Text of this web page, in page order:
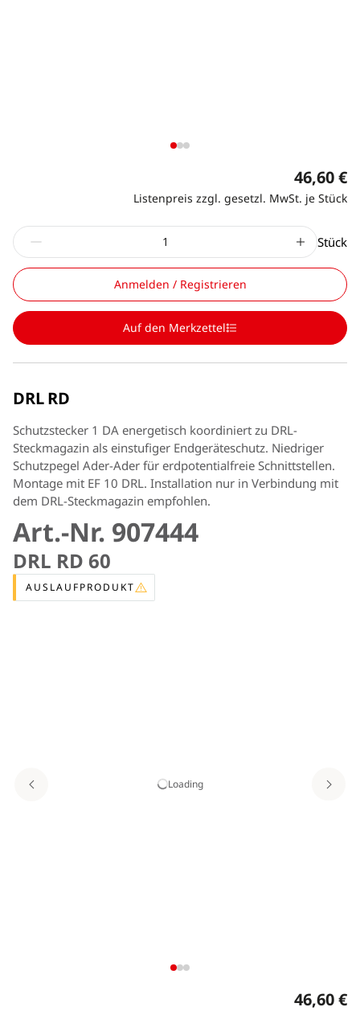
46,60 €
Listenpreis zzgl. gesetzl. MwSt. je Stück
Stück
Anmelden / Registrieren
Auf den Merkzettel
DRL RD
Schutzstecker 1 DA energetisch koordiniert zu DRL-
Steckmagazin als einstufiger Endgeräteschutz. Niedriger
Schutzpegel Ader-Ader für erdpotentialfreie Schnittstellen.
Montage mit EF 10 DRL. Installation nur in Verbindung mit
dem DRL-Steckmagazin empfohlen.
Art.-Nr. 907444
DRL RD 60
AUSLAUFPRODUKT
Loading
46,60 €